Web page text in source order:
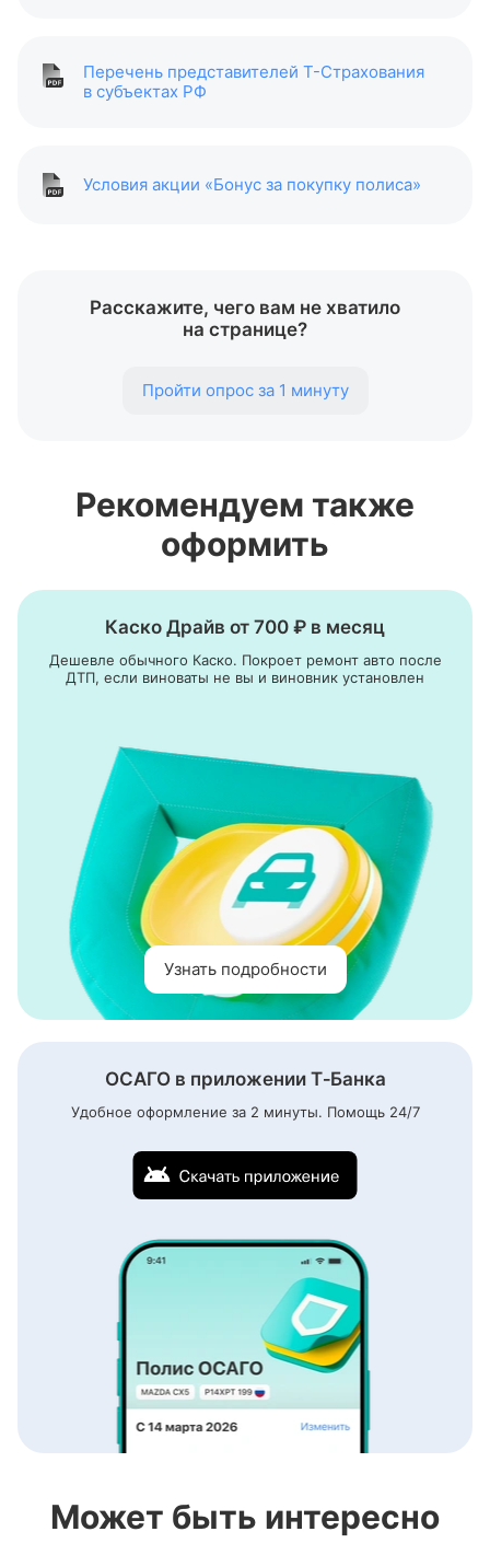
Перечень представителей Т-Страхования
в субъектах РФ
Условия акции «Бонус за покупку полиса»
Расскажите, чего вам не хватило
на странице?
Пройти опрос за 1 минуту
Рекомендуем также
оформить
Каско Драйв от 700 ₽ в месяц
Дешевле обычного Каско. Покроет ремонт авто после
ДТП, если виноваты не вы и виновник установлен
Узнать подробности
ОСАГО в приложении Т‑Банка
Удобное оформление за 2 минуты. Помощь 24/7
Может быть интересно